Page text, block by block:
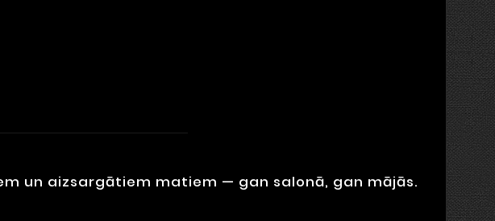
un aizsargātiem matiem — gan salonā, gan mājās.